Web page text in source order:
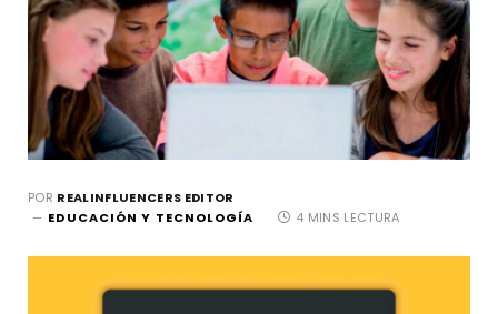
POR REALINFLUENCERS EDITOR
EDUCACIÓN Y TECNOLOGÍA
4 MINS LECTURA